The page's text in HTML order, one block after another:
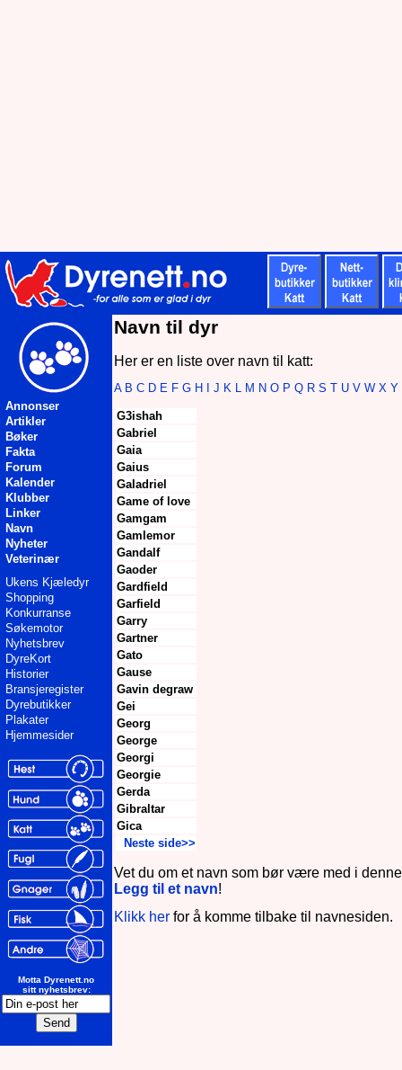
Annonser
Artikler
Bøker
Fakta
Forum
Kalender
Klubber
Linker
Navn
Nyheter
Veterinær
Ukens Kjæledyr
Shopping
Konkurranse
Søkemotor
Nyhetsbrev
DyreKort
Historier
Bransjeregister
Dyrebutikker
Plakater
Hjemmesider
Motta Dyrenett.no
sitt nyhetsbrev:
Navn til dyr
Her er en liste over navn til katt:
A B C D E F G H J K M N O P Q R S T U V W X Y
G3ishah
Gabriel
Gaia
Gaius
Galadriel
Game of love
Gamgam
Gamlemor
Gandalf
Gaoder
Gardfield
Garfield
Garry
Gartner
Gato
Gause
Gavin degraw
Gei
Georg
George
Georgi
Georgie
Gerda
Gibraltar
Gica
Neste side>>
Vet du om et navn som bør være med i
Legg til et navn!
Klikk her for å komme tilbake til navnesiden.